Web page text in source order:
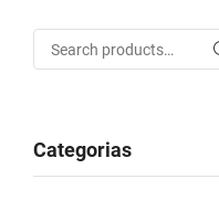
Search for:
Categorias